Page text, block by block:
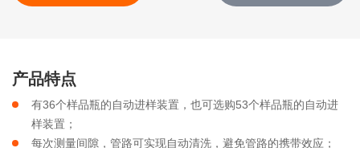
产品特点
有36个样品瓶的自动进样装置，也可选购53个样品瓶的自动进
样装置；
每次测量间隙，管路可实现自动清洗，避免管路的携带效应；